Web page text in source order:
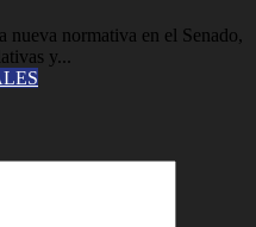
normativa en el Senado,
y...